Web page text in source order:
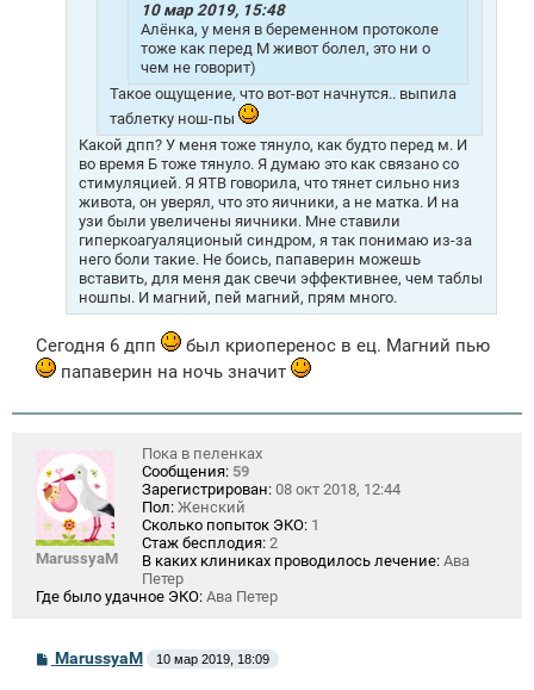
10 мар 2019, 15:48
Алёнка, у меня в беременном протоколе
тоже как перед М живот болел, это ни о
чем не говорит)
Такое ощущение, что вот-вот начнутся.. выпила
таблетку нош-пы
Какой дпп? У меня тоже тянуло, как будто перед м. И
во время Б тоже тянуло. Я думаю это как связано со
стимуляцией. Я ЯТВ говорила, что тянет сильно низ
живота, он уверял, что это яичники, а не матка. И на
узи были увеличены яичники. Мне ставили
гиперкоагуаляционый синдром, я так понимаю из-за
него боли такие. Не боись, папаверин можешь
вставить, для меня дак свечи эффективнее, чем таблы
ношпы. И магний, пей магний, прям много.
Сегодня 6 дпп
был криоперенос в ец. Магний пью
папаверин на ночь значит
MarussyaM
Пока в пеленках
Сообщения: 59
Зарегистрирован: 08 окт 2018, 12:44
Пол: Женский
Сколько попыток ЭКО: 1
Стаж бесплодия: 2
В каких клиниках проводилось лечение: Ава
Петер
Где было удачное ЭКО: Ава Петер
СMarussyaM 10 мар 2019, 18:09